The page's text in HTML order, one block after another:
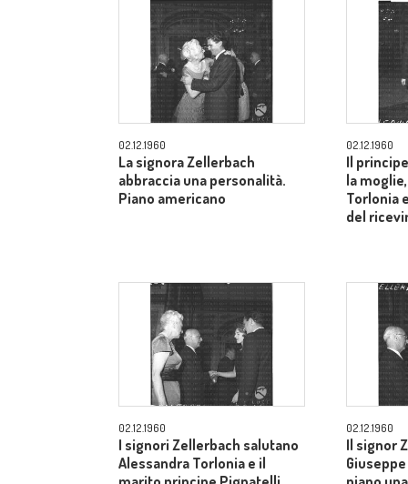
02.12.1960
La signora Zellerbach
abbraccia una personalità.
Piano americano
02.12.1960
Il
la
Torlonia
del
02.12.1960
I signori Zellerbach salutano
Alessandra Torlonia e il
02.12.1960
Il signor